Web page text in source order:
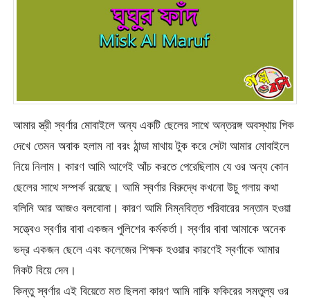
আমার স্ত্রী স্বর্ণার মোবাইলে অন্য একটি ছেলের সাথে অন্তরঙ্গ অবস্থায় পিক
দেখে তেমন অবাক হলাম না বরং ঠান্ডা মাথায় টুক করে সেটা আমার মোবাইলে
নিয়ে নিলাম। কারণ আমি আগেই আঁচ করতে পেরেছিলাম যে ওর অন্য কোন
ছেলের সাথে সম্পর্ক রয়েছে। আমি স্বর্ণার বিরুদ্ধে কখনো উচু গলায় কথা
বলিনি আর আজও বলবোনা। কারণ আমি নিম্নবিত্ত পরিবারের সন্তান হওয়া
সত্ত্বেও স্বর্ণার বাবা একজন পুলিশের কর্মকর্তা। স্বর্ণার বাবা আমাকে অনেক
ভদ্র একজন ছেলে এবং কলেজের শিক্ষক হওয়ার কারণেই স্বর্ণাকে আমার
নিকট বিয়ে দেন।
কিন্তু স্বর্ণার এই বিয়েতে মত ছিলনা কারণ আমি নাকি ফকিরের সমতুল্য ওর